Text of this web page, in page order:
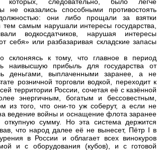
не оказались способными противостоять
они либо прощали за взятки
самым нарушали интересы государства,
водкосдатчиков, нарушая интересы
себя» или разбазаривая складские запасы
склоняясь к тому, что главное в период
наивысшую прибыль для государства от
деньгами, выплаченными заранее, а не
розничной торговли водкой, переходит к
территории России, сочетая её с казённой
энергичным, богатым и бессовестным,
из того, что они-то уж соберут, а если не
ведение войны и оснащение флота заранее
сумму. Но эта система держится
что народ далее её не вынесет, Пётр I в
в России и облагает всех винокуров
и с оборудования (кубов), и с готовой